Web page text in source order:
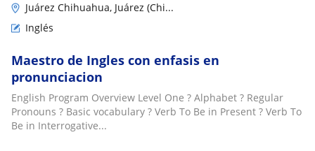
Juárez Chihuahua, Juárez (Chi...
Inglés
Maestro de Ingles con enfasis en
pronunciacion
English Program Overview Level One ? Alphabet ? Regular
Pronouns ? Basic vocabulary ? Verb To Be in Present ? Verb To
Be in Interrogative...